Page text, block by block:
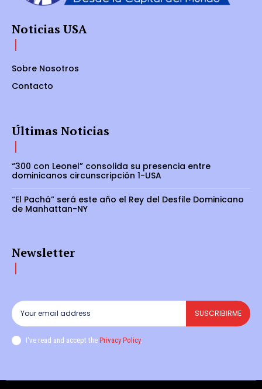
Noticias USA
Sobre Nosotros
Contacto
Últimas Noticias
“300 con Leonel” consolida su presencia entre
dominicanos circunscripción 1-USA
“El Pachá” será este año el Rey del Desfile Dominicano
de Manhattan-NY
Newsletter
SUSCRIBIRME
I've read and accept the Privacy Policy.